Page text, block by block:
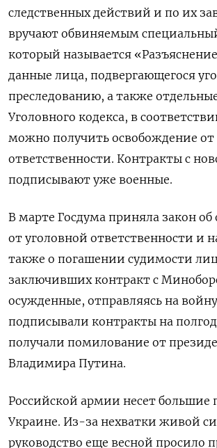
следственных действий и по их
вручают обвиняемым
который называется
данные лица, подвергающегося
преследованию, а также
Уголовного кодекса, в
можно получить освобождение от
ответственности. Контракты с
подписывают уже военные.
В марте Госдума приняла закон
от уголовной ответственности и
также о погашении судимости
заключивших контракт с
осужденные, отправляясь на
подписывали контракты на
получали помилование от
Владимира Путина.
Российской армии несет большие
Украине. Из-за нехватки живой
руководство еще весной просило